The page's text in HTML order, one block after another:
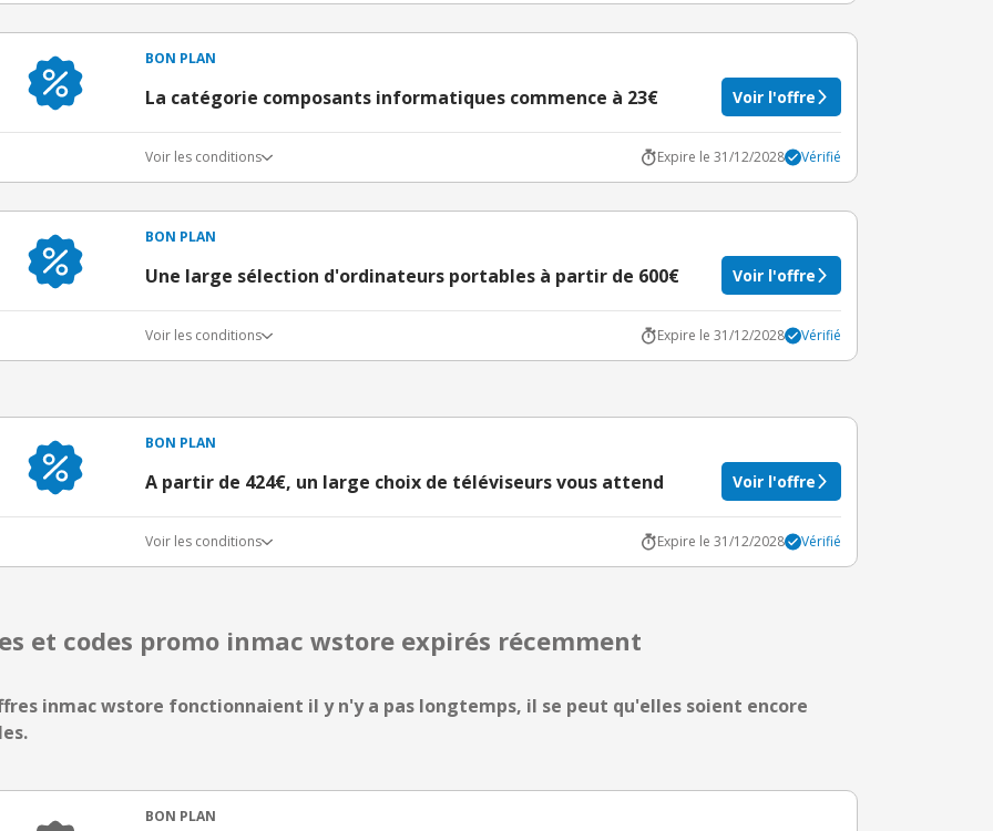
BON PLAN
La catégorie composants informatiques commence à 23€ Voir l'offre
Voir les conditions Expire le 31/12/2028 Vérifié
BON PLAN
Une large sélection d'ordinateurs portables à partir de 600€ Voir l'offre
Voir les conditions Expire le 31/12/2028 Vérifié
BON PLAN
A partir de 424€, un large choix de téléviseurs vous attend Voir l'offre
Voir les conditions Expire le 31/12/2028 Vérifié
et codes promo inmac wstore expirés récemment
inmac wstore fonctionnaient il y n'y a pas longtemps, il se peut qu'elles soient encore
BON PLAN